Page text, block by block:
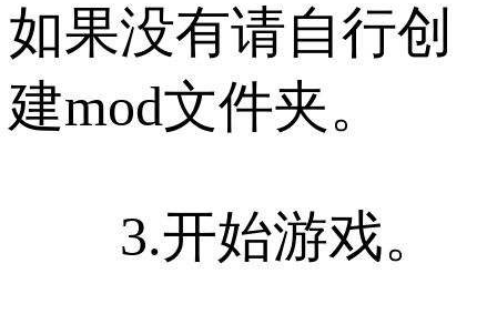
如果没有请自行创
建mod文件夹。
3.开始游戏。